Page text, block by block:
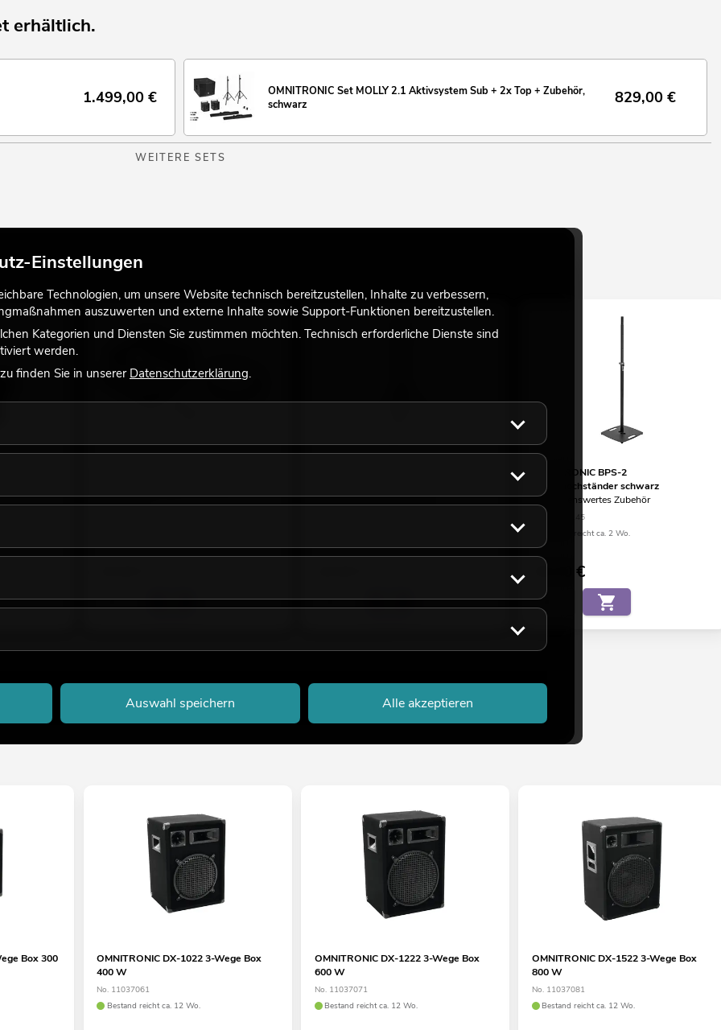
erhältlich.
1.499,00 €
OMNITRONIC Set MOLLY 2.1 Aktivsystem Sub + 2x Top + Zubehör,
schwarz
829,00 €
WEITERE SETS
No. 11039054
Empfehlenswertes Zubehör
OMNITRONIC BPS-2
Boxenhochständer schwarz
Empfehlenswertes Zubehör
No. 60004145
Bestand reicht ca. 2 Wo.
€
Box 300
OMNITRONIC DX-1022 3-Wege Box
400 W
No. 11037061
Bestand reicht ca. 12 Wo.
OMNITRONIC DX-1222 3-Wege Box
600 W
No. 11037071
Bestand reicht ca. 12 Wo.
OMNITRONIC DX-1522 3-Wege Box
800 W
No. 11037081
Bestand reicht ca. 12 Wo.
Einstellungen
Technologien, um unsere Website technisch bereitzustellen, Inhalte zu verbessern,
auszuwerten und externe Inhalte sowie Support-Funktionen bereitzustellen.
Kategorien und Diensten Sie zustimmen möchten. Technisch erforderliche Dienste sind
werden.
finden Sie in unserer Datenschutzerklärung.
Auswahl speichern Alle akzeptieren